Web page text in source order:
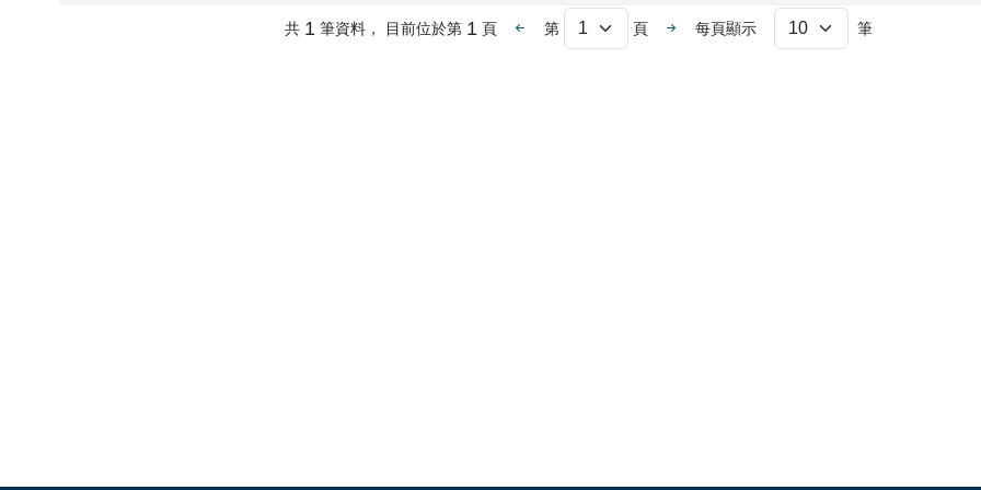
共 1 筆資料， 目前位於第 1 頁 上一頁
選擇頁數
第 頁 下一頁
每頁顯示 筆